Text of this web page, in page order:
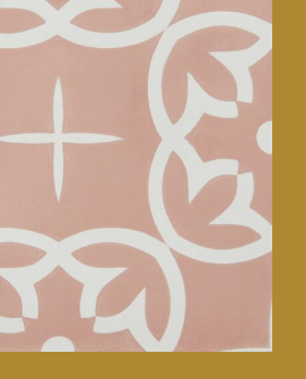
carreaux de ciment
CMF design